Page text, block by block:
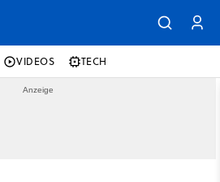
VIDEOS TECH